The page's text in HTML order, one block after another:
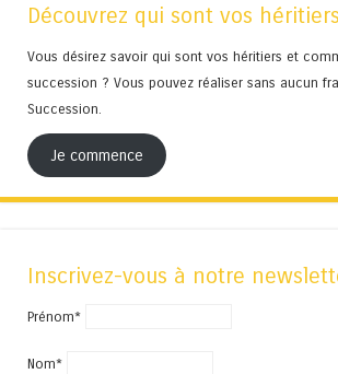
Découvrez qui sont vos héritiers
Vous désirez savoir qui sont vos héritiers et
succession ? Vous pouvez réaliser sans aucun
Succession.
Je commence
Inscrivez-vous à notre
Prénom*
Nom*